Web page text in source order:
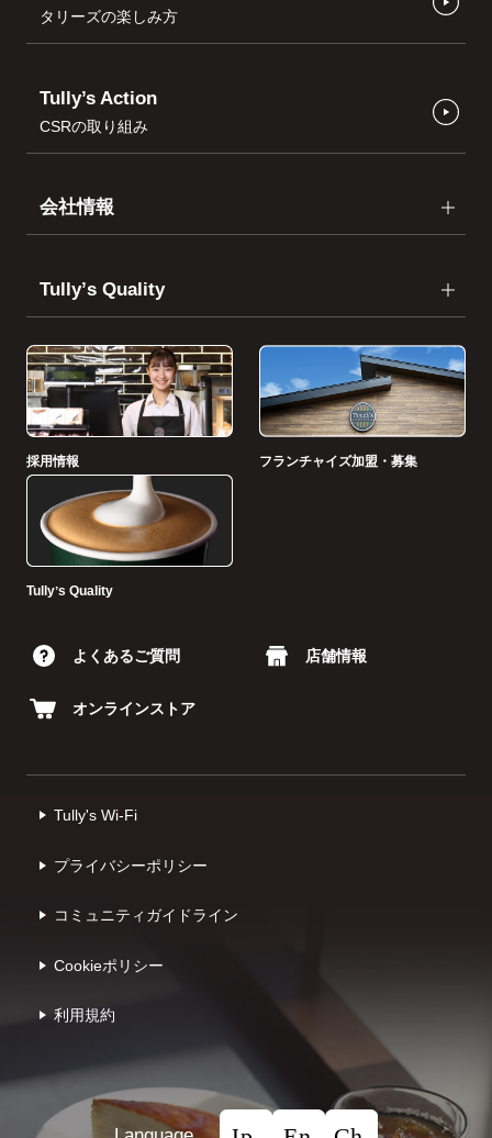
タリーズの楽しみ方
Tully’s Action
CSRの取り組み
会社情報
Tullyʼs Quality
採用情報 フランチャイズ加盟・募集
Tullyʼs Quality
よくあるご質問 店舗情報
オンラインストア
Tully's Wi-Fi
プライバシーポリシー
コミュニティガイドライン
Cookieポリシー
利⽤規約